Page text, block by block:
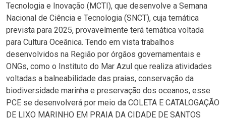
Tecnologia e Inovação (MCTI), que desenvolve a Semana
Nacional de Ciência e Tecnologia (SNCT), cuja temática
prevista para 2025, provavelmente terá temática voltada
para Cultura Oceânica. Tendo em vista trabalhos
desenvolvidos na Região por órgãos governamentais e
ONGs, como o Instituto do Mar Azul que realiza atividades
voltadas a balneabilidade das praias, conservação da
biodiversidade marinha e preservação dos oceanos, esse
PCE se desenvolverá por meio da COLETA E CATALOGAÇÃO
DE LIXO MARINHO EM PRAIA DA CIDADE DE SANTOS